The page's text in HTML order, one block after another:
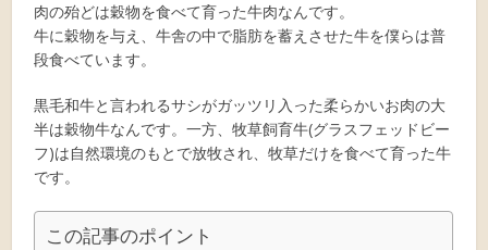
肉の殆どは穀物を食べて育った牛肉なんです。
牛に穀物を与え、牛舎の中で脂肪を蓄えさせた牛を僕らは普
段食べています。
黒毛和牛と言われるサシがガッツリ入った柔らかいお肉の大
半は穀物牛なんです。一方、牧草飼育牛(グラスフェッドビー
フ)は自然環境のもとで放牧され、牧草だけを食べて育った牛
です。
この記事のポイント